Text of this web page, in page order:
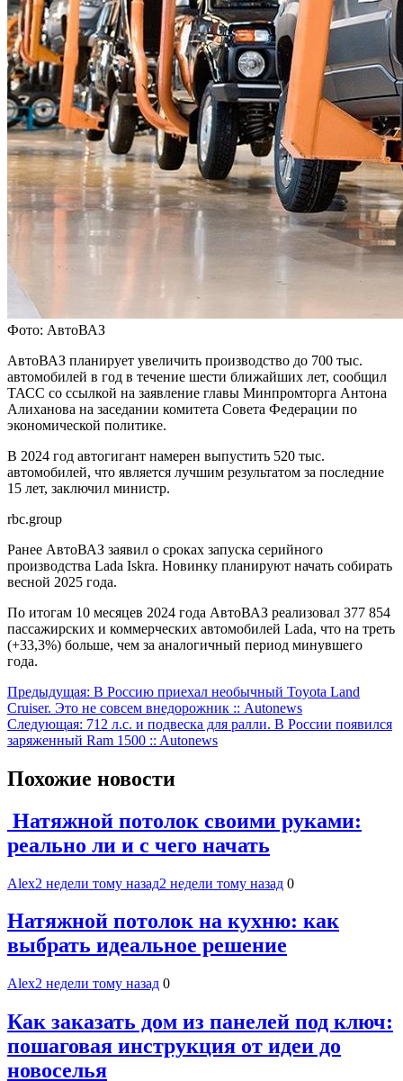
Фото: АвтоВАЗ
АвтоВАЗ планирует увеличить производство до 700 тыс.
автомобилей в год в течение шести ближайших лет, сообщил
ТАСС со ссылкой на заявление главы Минпромторга Антона
Алиханова на заседании комитета Совета Федерации по
экономической политике.
В 2024 год автогигант намерен выпустить 520 тыс.
автомобилей, что является лучшим результатом за последние
15 лет, заключил министр.
rbc.group
Ранее АвтоВАЗ заявил о сроках запуска серийного
производства Lada Iskra. Новинку планируют начать собирать
весной 2025 года.
По итогам 10 месяцев 2024 года АвтоВАЗ реализовал 377 854
пассажирских и коммерческих автомобилей Lada, что на треть
(+33,3%) больше, чем за аналогичный период минувшего
года.
Навигация
по
записям
Предыдущая: В Россию приехал необычный Toyota Land
Cruiser. Это не совсем внедорожник :: Autonews
Следующая: 712 л.с. и подвеска для ралли. В России появился
заряженный Ram 1500 :: Autonews
Похожие новости
Натяжной потолок своими руками:
реально ли и с чего начать
Alex2 недели тому назад2 недели тому назад 0
Натяжной потолок на кухню: как
выбрать идеальное решение
Alex2 недели тому назад 0
Как заказать дом из панелей под ключ:
пошаговая инструкция от идеи до
новоселья